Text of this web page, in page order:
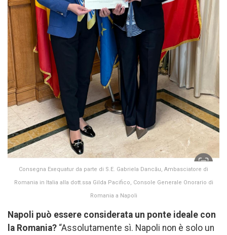
Consegna Exequatur da parte di S.E. Gabriela Dancău, Ambasciatore di
Romania in Italia alla dott.ssa Gilda Pacifico, Console Generale Onorario di
Romania a Napoli
Napoli può essere considerata un ponte ideale con
la Romania? “Assolutamente sì. Napoli non è solo un